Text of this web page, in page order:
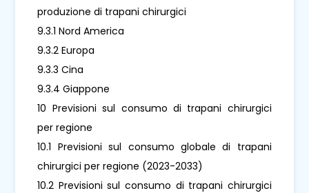
produzione di trapani chirurgici
9.3.1 Nord America
9.3.2 Europa
9.3.3 Cina
9.3.4 Giappone
10 Previsioni sul consumo di trapani chirurgici
per regione
10.1 Previsioni sul consumo globale di trapani
chirurgici per regione (2023-2033)
10.2 Previsioni sul consumo di trapani chirurgici